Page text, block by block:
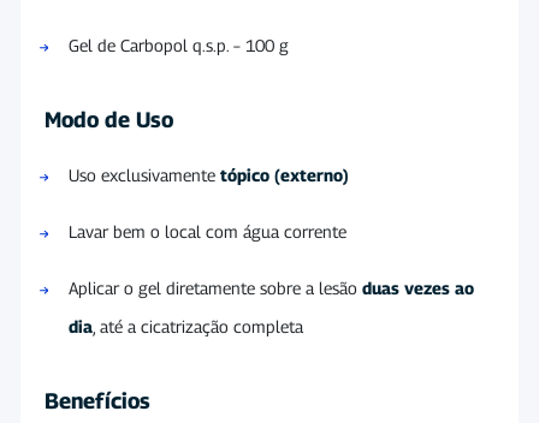
Gel de Carbopol q.s.p. – 100 g
Modo de Uso
Uso exclusivamente tópico (externo)
Lavar bem o local com água corrente
Aplicar o gel diretamente sobre a lesão duas vezes ao
dia , até a cicatrização completa
Benefícios